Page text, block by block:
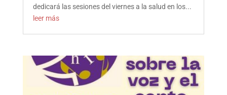
dedicará las sesiones del viernes a la salud en los...
leer más